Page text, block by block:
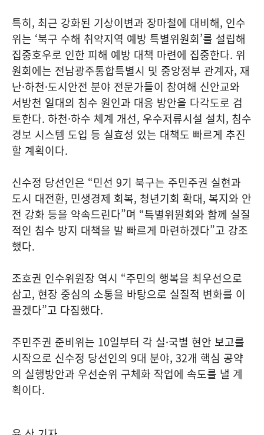
특히, 최근 강화된 기상이변과 장마철에 대비해, 인수
위는 ‘북구 수해 취약지역 예방 특별위원회’를 설립해
집중호우로 인한 피해 예방 대책 마련에 집중한다. 위
원회에는 전남광주통합특별시 및 중앙정부 관계자, 재
난·하천·도시안전 분야 전문가들이 참여해 신안교와
서방천 일대의 침수 원인과 대응 방안을 다각도로 검
토한다. 하천·하수 체계 개선, 우수저류시설 설치, 침수
경보 시스템 도입 등 실효성 있는 대책도 빠르게 추진
할 계획이다.
신수정 당선인은 “민선 9기 북구는 주민주권 실현과
도시 대전환, 민생경제 회복, 청년기회 확대, 복지와 안
전 강화 등을 약속드린다”며 “특별위원회와 함께 실질
적인 침수 방지 대책을 발 빠르게 마련하겠다”고 강조
했다.
조호권 인수위원장 역시 “주민의 행복을 최우선으로
삼고, 현장 중심의 소통을 바탕으로 실질적 변화를 이
끌겠다”고 다짐했다.
주민주권 준비위는 10일부터 각 실·국별 현안 보고를
시작으로 신수정 당선인의 9대 분야, 32개 핵심 공약
의 실행방안과 우선순위 구체화 작업에 속도를 낼 계
획이다.